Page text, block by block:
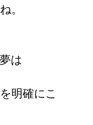
。
は
明確にこ